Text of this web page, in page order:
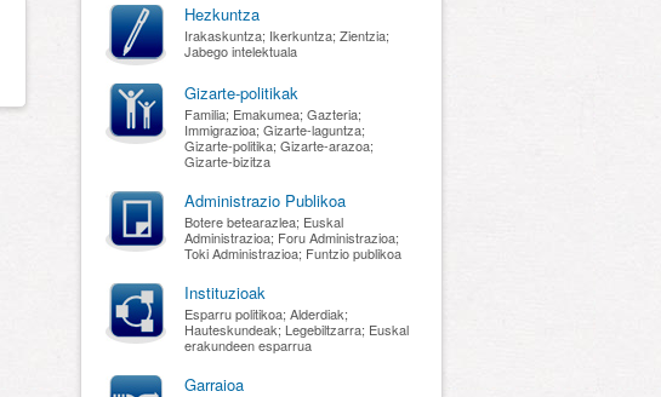
Hezkuntza
Irakaskuntza; Ikerkuntza; Zientzia;
Jabego intelektuala
Gizarte-politikak
Familia; Emakumea; Gazteria;
Immigrazioa; Gizarte-laguntza;
Gizarte-politika; Gizarte-arazoa;
Gizarte-bizitza
Administrazio Publikoa
Botere betearazlea; Euskal
Administrazioa; Foru Administrazioa;
Toki Administrazioa; Funtzio publikoa
Instituzioak
Esparru politikoa; Alderdiak;
Hauteskundeak; Legebiltzarra; Euskal
erakundeen esparrua
Garraioa